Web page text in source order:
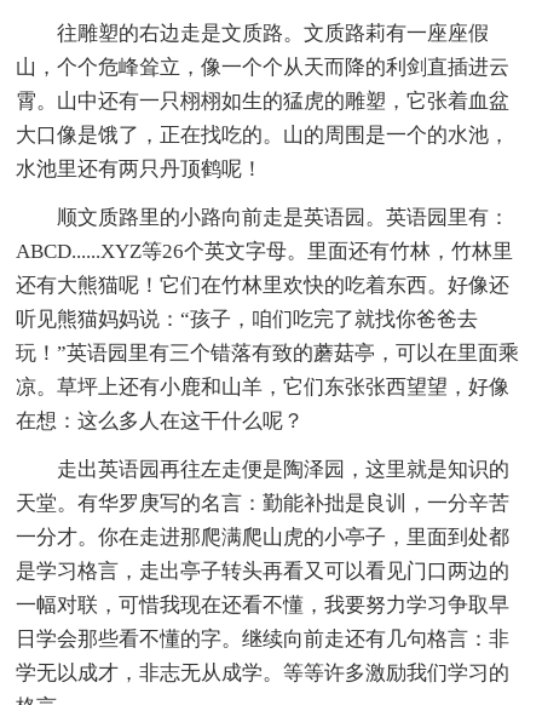
往雕塑的右边走是文质路。文质路莉有一座座假
山，个个危峰耸立，像一个个从天而降的利剑直插进云
霄。山中还有一只栩栩如生的猛虎的雕塑，它张着血盆
大口像是饿了，正在找吃的。山的周围是一个的水池，
水池里还有两只丹顶鹤呢！
顺文质路里的小路向前走是英语园。英语园里有：
ABCD......XYZ等26个英文字母。里面还有竹林，竹林里
还有大熊猫呢！它们在竹林里欢快的吃着东西。好像还
听见熊猫妈妈说：“孩子，咱们吃完了就找你爸爸去
玩！”英语园里有三个错落有致的蘑菇亭，可以在里面乘
凉。草坪上还有小鹿和山羊，它们东张张西望望，好像
在想：这么多人在这干什么呢？
走出英语园再往左走便是陶泽园，这里就是知识的
天堂。有华罗庚写的名言：勤能补拙是良训，一分辛苦
一分才。你在走进那爬满爬山虎的小亭子，里面到处都
是学习格言，走出亭子转头再看又可以看见门口两边的
一幅对联，可惜我现在还看不懂，我要努力学习争取早
日学会那些看不懂的字。继续向前走还有几句格言：非
学无以成才，非志无从成学。等等许多激励我们学习的